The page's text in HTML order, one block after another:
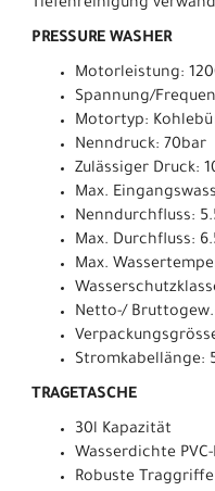
Tiefenreinigung
PRESSURE WASHER
Motorleistung:
Spannung/
Motortyp:
Nenndruck: 70bar
Zulässiger Druck:
Max.
Nenndurchfluss:
Max. Durchfluss:
Max.
Netto-/
Stromkabellänge:
TRAGETASCHE
30l Kapazität
Wasserdichte
Robuste Traggriffe